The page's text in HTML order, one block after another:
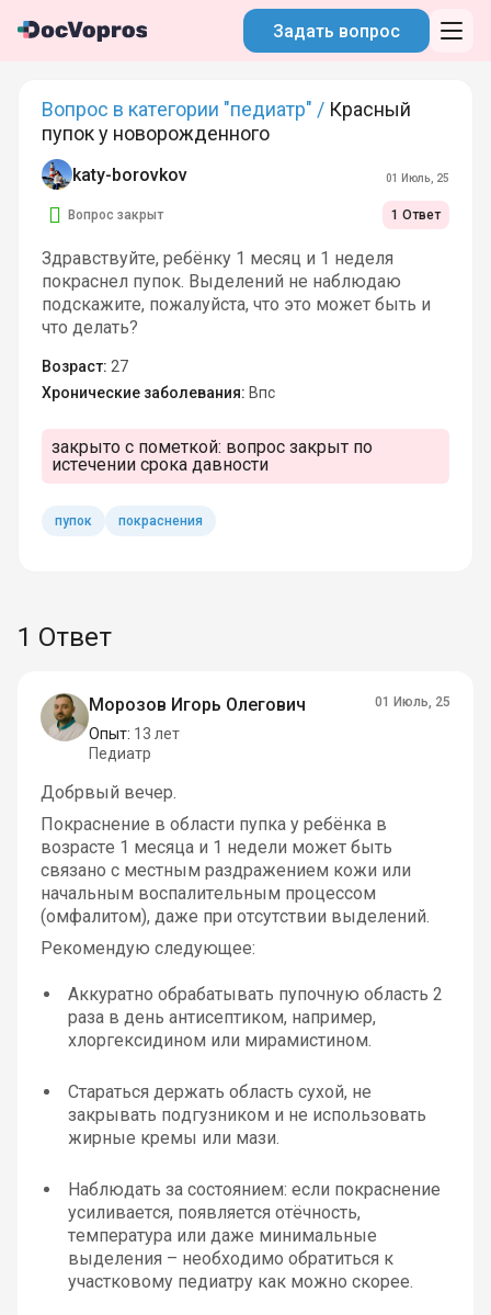
Задать вопрос
Вопрос в категории "педиатр" / Красный
пупок у новорожденного
katy-borovkov 01 Июль, 25
Вопрос закрыт 1 Ответ
Здравствуйте, ребёнку 1 месяц и 1 неделя
покраснел пупок. Выделений не наблюдаю
подскажите, пожалуйста, что это может быть и
что делать?
Возраст: 27
Хронические заболевания: Впс
закрыто с пометкой: вопрос закрыт по
истечении срока давности
пупок покраснения
1 Ответ
Морозов Игорь Олегович
Опыт: 13 лет
Педиатр
01 Июль, 25
Добрвый вечер.
Покраснение в области пупка у ребёнка в
возрасте 1 месяца и 1 недели может быть
связано с местным раздражением кожи или
начальным воспалительным процессом
(омфалитом), даже при отсутствии выделений.
Рекомендую следующее:
Аккуратно обрабатывать пупочную область 2
раза в день антисептиком, например,
хлоргексидином или мирамистином.
Стараться держать область сухой, не
закрывать подгузником и не использовать
жирные кремы или мази.
Наблюдать за состоянием: если покраснение
усиливается, появляется отёчность,
температура или даже минимальные
выделения – необходимо обратиться к
участковому педиатру как можно скорее.